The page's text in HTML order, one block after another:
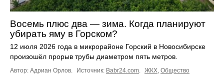
Восемь плюс два — зима. Когда планируют
убирать яму в Горском?
12 июля 2026 года в микрорайоне Горский в Новосибирске
произошёл прорыв трубы диаметром пять метров.
Автор: Адриан Орлов. Источник: Babr24.com. ЖКХ, Общество